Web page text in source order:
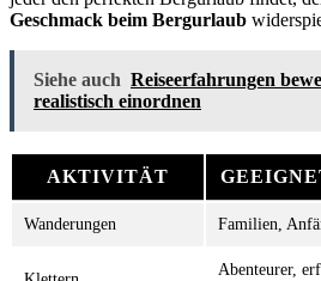
Geschmack beim Bergurlaub
Siehe auch Reiseerfahrungen
realistisch einordnen
AKTIVITÄT
Wanderungen Familien,
Abenteurer,